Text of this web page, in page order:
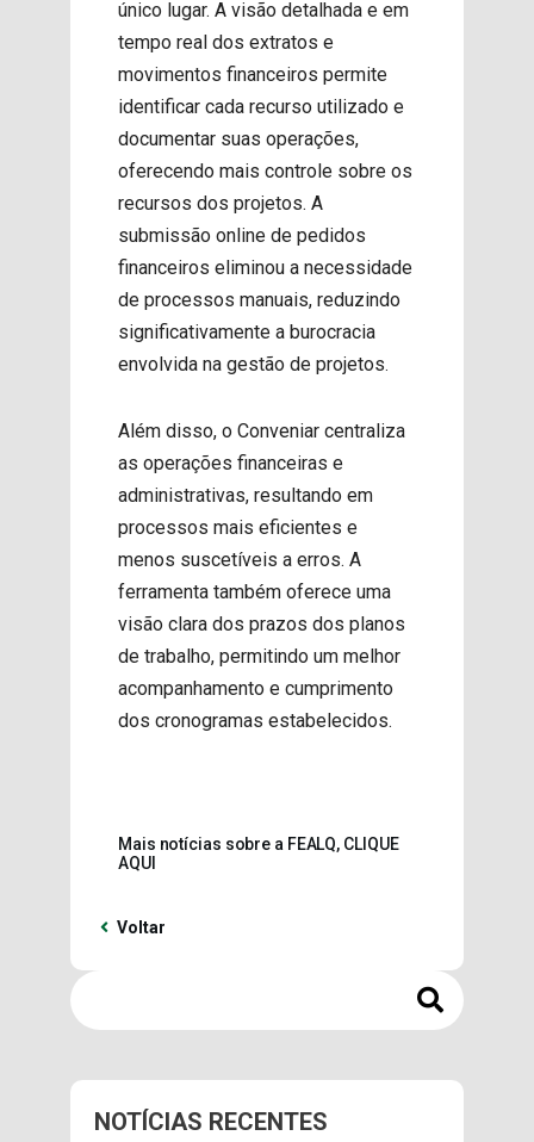
único lugar. A visão detalhada e em
tempo real dos extratos e
movimentos financeiros permite
identificar cada recurso utilizado e
documentar suas operações,
oferecendo mais controle sobre os
recursos dos projetos. A
submissão online de pedidos
financeiros eliminou a necessidade
de processos manuais, reduzindo
significativamente a burocracia
envolvida na gestão de projetos.
Além disso, o Conveniar centraliza
as operações financeiras e
administrativas, resultando em
processos mais eficientes e
menos suscetíveis a erros. A
ferramenta também oferece uma
visão clara dos prazos dos planos
de trabalho, permitindo um melhor
acompanhamento e cumprimento
dos cronogramas estabelecidos.
Mais notícias sobre a FEALQ, CLIQUE
AQUI
Voltar
NOTÍCIAS RECENTES